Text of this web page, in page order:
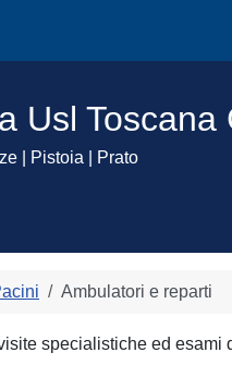
Usl Toscana
| Pistoia | Prato
Ambulatori e reparti
specialistiche ed esami